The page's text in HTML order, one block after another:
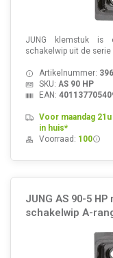
JUNG klemstuk is
schakelwip uit de serie
Artikelnummer:
SKU: AS 90 HP
EAN:
Voor maandag
in huis*
Voorraad: 100
JUNG AS 90-5
schakelwip A-